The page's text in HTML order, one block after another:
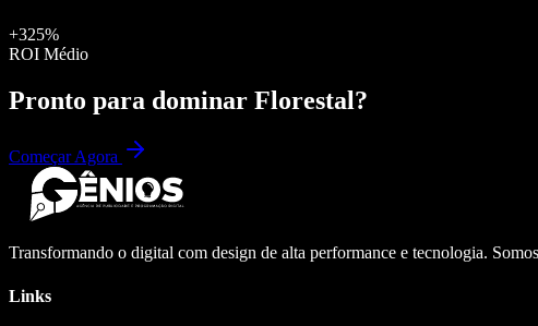
+325%
ROI Médio
Pronto para dominar Florestal?
Começar Agora
Transformando o digital com design de alta performance e tecnologia.
Links